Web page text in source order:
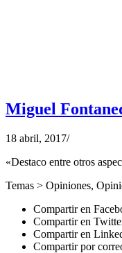
Miguel
18 abril, 2017/
«Destaco entre otros
Temas > Opiniones,
Compartir en
Compartir en
Compartir en
Compartir por